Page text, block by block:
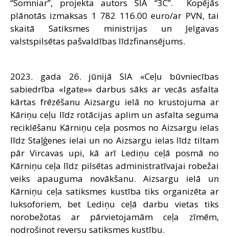
“Somniar”, projekta autors SIA “3C”. Kopējās
plānotās izmaksas 1 782 116.00 euro/ar PVN, tai
skaitā Satiksmes ministrijas un Jelgavas
valstspilsētas pašvaldības līdzfinansējums.
2023. gada 26. jūnijā SIA «Ceļu būvniecības
sabiedrība «Igate»» darbus sāks ar vecās asfalta
kārtas frēzēšanu Aizsargu ielā no krustojuma ar
Kāriņu ceļu līdz rotācijas aplim un asfalta seguma
reciklēšanu Kārniņu ceļa posmos no Aizsargu ielas
līdz Staļģenes ielai un no Aizsargu ielas līdz tiltam
pār Vircavas upi, kā arī Lediņu ceļā posmā no
Kārniņu ceļa līdz pilsētas administratīvajai robežai
veiks apauguma novākšanu. Aizsargu ielā un
Kārniņu ceļa satiksmes kustība tiks organizēta ar
luksoforiem, bet Lediņu ceļā darbu vietas tiks
norobežotas ar pārvietojamām ceļa zīmēm,
nodrošinot reversu satiksmes kustību.